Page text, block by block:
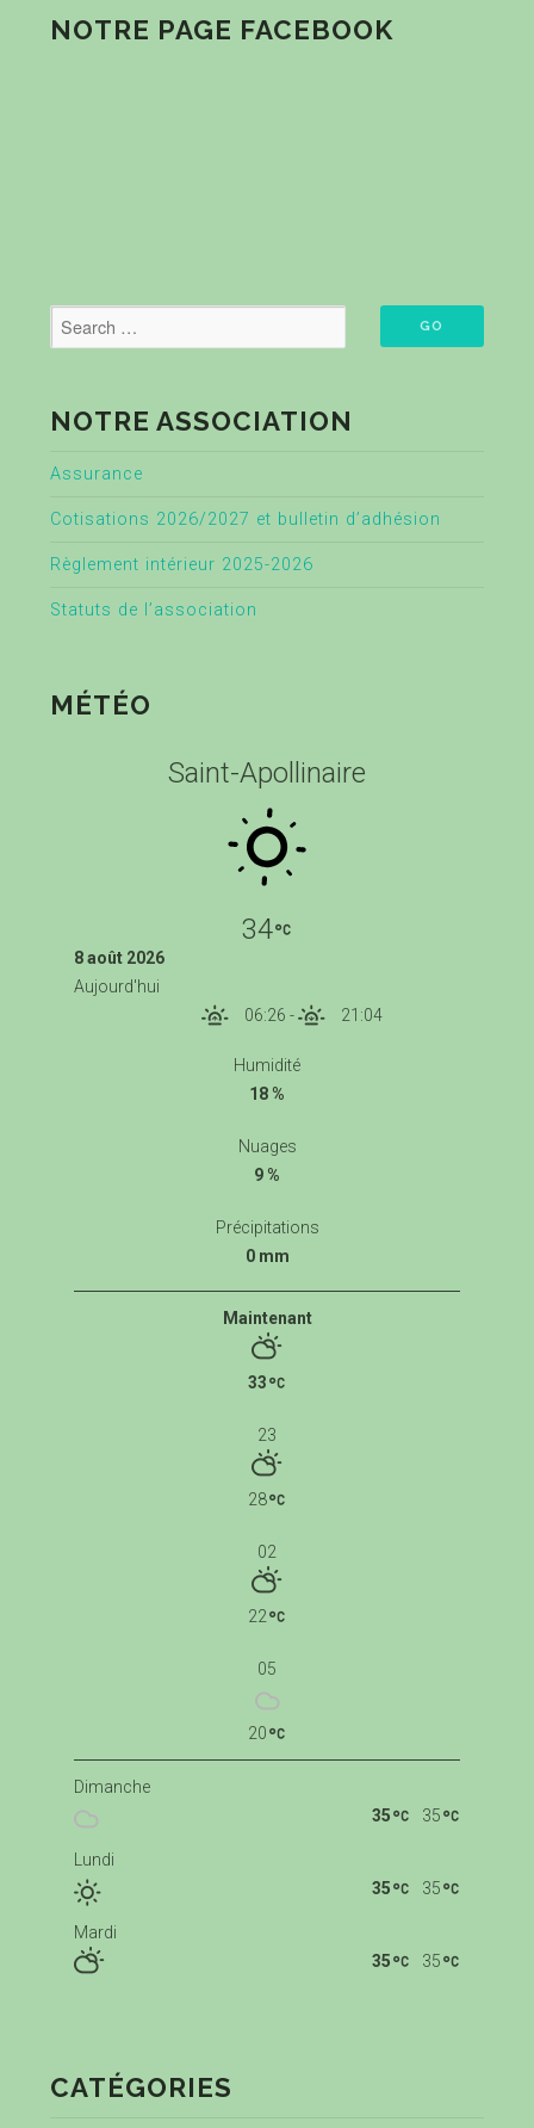
NOTRE PAGE FACEBOOK
NOTRE ASSOCIATION
Assurance
Cotisations 2026/2027 et bulletin d’adhésion
Règlement intérieur 2025-2026
Statuts de l’association
MÉTÉO
Saint-Apollinaire
34
8 août 2026
Aujourd'hui
06:26 - 21:04
Humidité
18 %
Nuages
9 %
Précipitations
0 mm
Maintenant
33
23
28
02
22
05
20
Dimanche
35
35
Lundi
35
35
Mardi
35
35
CATÉGORIES